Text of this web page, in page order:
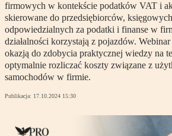
firmowych w kontekście podatków VAT i
skierowane do przedsiębiorców,
odpowiedzialnych za podatki i finanse w
działalności korzystają z pojazdów. Webinar
okazją do zdobycia praktycznej wiedzy na
optymalnie rozliczać koszty związane z
samochodów w firmie.
Publikacja: 17.10.2024 15:30